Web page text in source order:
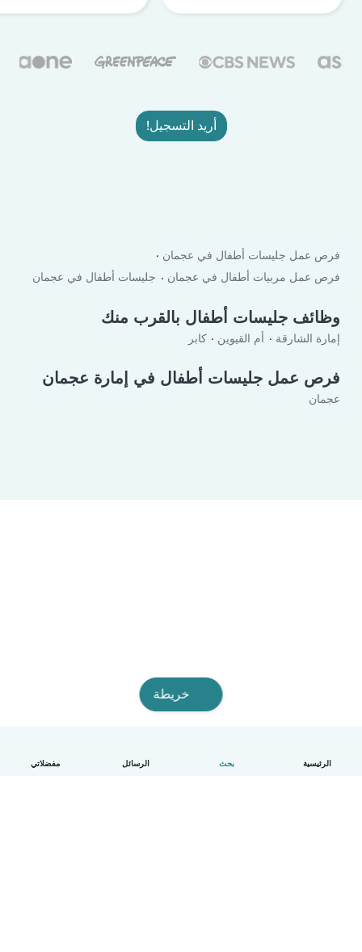
الرئيسية بحث الرسائل مفضلاتي
أريد التسجيل!
فرص عمل جليسات أطفال في عجمان
فرص عمل مربيات أطفال في عجمان
جليسات أطفال في عجمان
وظائف جليسات أطفال بالقرب منك
إمارة الشارقة أم القيوين كابر
فرص عمل جليسات أطفال في إمارة عجمان
عجمان
خريطة